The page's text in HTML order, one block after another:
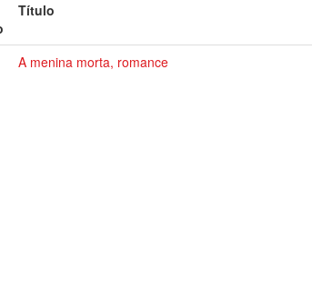
Título
A menina morta, romance